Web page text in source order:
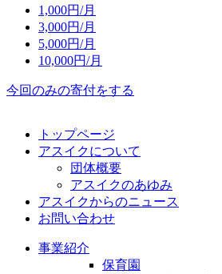
1,000円/月
3,000円/月
5,000円/月
10,000円/月
今回のみの寄付をする
トップページ
アスイクについて
団体概要
アスイクのあゆみ
アスイクからのニュース
お問い合わせ
事業紹介
保育園